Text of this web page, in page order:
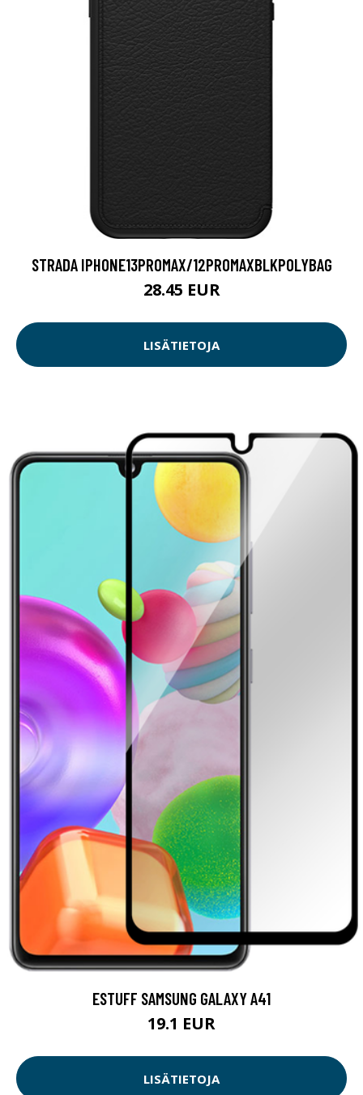
STRADA IPHONE13PROMAX/12PROMAXBLKPOLYBAG
28.45 EUR
LISÄTIETOJA
ESTUFF SAMSUNG GALAXY A41
19.1 EUR
LISÄTIETOJA